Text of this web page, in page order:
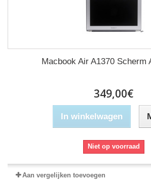
Macbook Air A1370 Scherm
349,00€
In winkelwagen
Niet op voorraad
Aan vergelijken toevoegen